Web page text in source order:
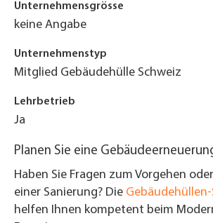
Unternehmensgrösse
keine Angabe
Unternehmenstyp
Mitglied Gebäudehülle Schweiz
Lehrbetrieb
Ja
Planen Sie eine
Haben Sie Fragen zum Vorgehen
einer Sanierung? Die
helfen Ihnen kompetent beim